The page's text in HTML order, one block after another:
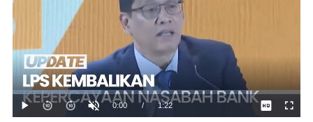
Mainkan
Suara
Hidup
Waktu
0:00 / Durasi
1:22
Dimuat:
30.89%